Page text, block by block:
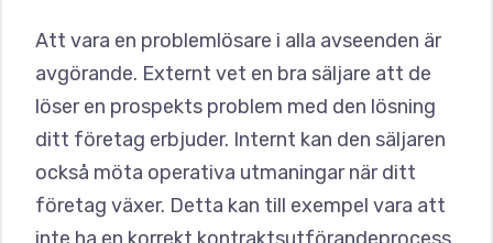
Att vara en problemlösare i alla avseenden är
avgörande. Externt vet en bra säljare att de
löser en prospekts problem med den lösning
ditt företag erbjuder. Internt kan den säljaren
också möta operativa utmaningar när ditt
företag växer. Detta kan till exempel vara att